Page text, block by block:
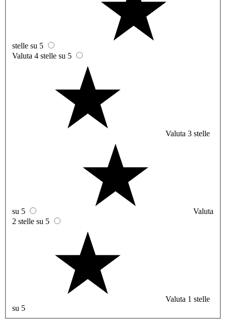
stelle su 5
Valuta 4 stelle su 5
Valuta 3 stelle
su 5
Valuta
2 stelle su 5
Valuta 1 stelle
su 5